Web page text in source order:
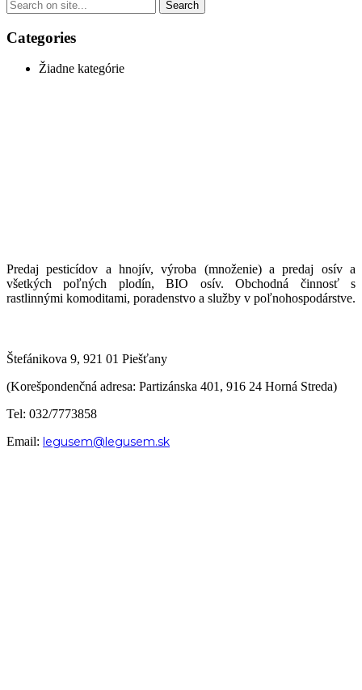
Categories
Žiadne kategórie
Predaj pesticídov a hnojív, výroba (množenie) a predaj osív a
všetkých poľných plodín, BIO osív. Obchodná činnosť s
rastlinnými komoditami, poradenstvo a služby v poľnohospodárstve.
Štefánikova 9, 921 01 Piešťany
(Korešpondenčná adresa: Partizánska 401, 916 24 Horná Streda)
Tel: 032/7773858
Email: legusem@legusem.sk